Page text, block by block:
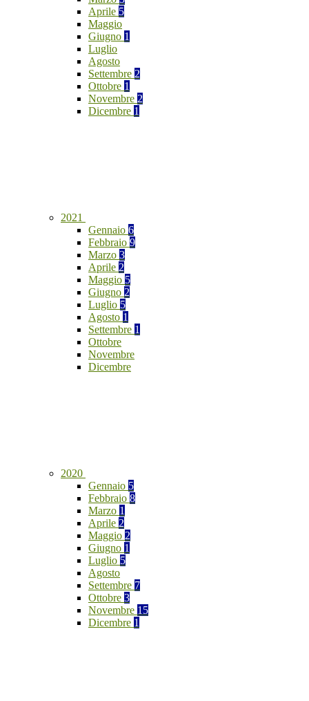
Aprile 5
Maggio
Giugno 1
Luglio
Agosto
Settembre 2
Ottobre 1
Novembre 2
Dicembre 1
2021
Gennaio 6
Febbraio 9
Marzo 3
Aprile 2
Maggio 5
Giugno 2
Luglio 5
Agosto 1
Settembre 1
Ottobre
Novembre
Dicembre
2020
Gennaio 5
Febbraio 8
Marzo 1
Aprile 2
Maggio 2
Giugno 1
Luglio 5
Agosto
Settembre 7
Ottobre 3
Novembre 15
Dicembre 1